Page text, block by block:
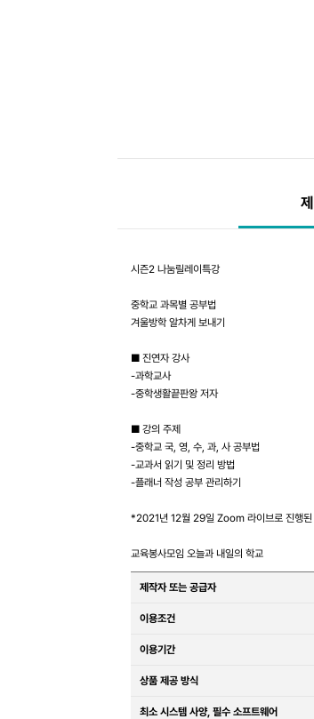
시즌2 나눔릴레이특강
중학교 과목별 공부법
겨울방학 알차게 보내기
■ 진연자 강사
-과학교사
-중학생활끝판왕 저자
■ 강의 주제
-중학교 국, 영, 수, 과, 사 공부법
-교과서 읽기 및 정리 방법
-플래너 작성 공부 관리하기
*2021년 12월 29일 Zoom 라이브로 진행된
교육봉사모임 오늘과 내일의 학교
제작자 또는 공급자
이용조건
이용기간
상품 제공 방식
최소 시스템 사양, 필수 소프트웨어